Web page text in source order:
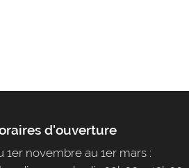
d'ouverture
1er novembre au 1er mars :